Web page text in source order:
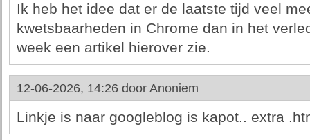
Ik heb het idee dat er de laatste tijd veel
kwetsbaarheden in Chrome dan in het
week een artikel hierover zie.
12-06-2026, 14:26 door Anoniem
Linkje is naar googleblog is kapot.. extra